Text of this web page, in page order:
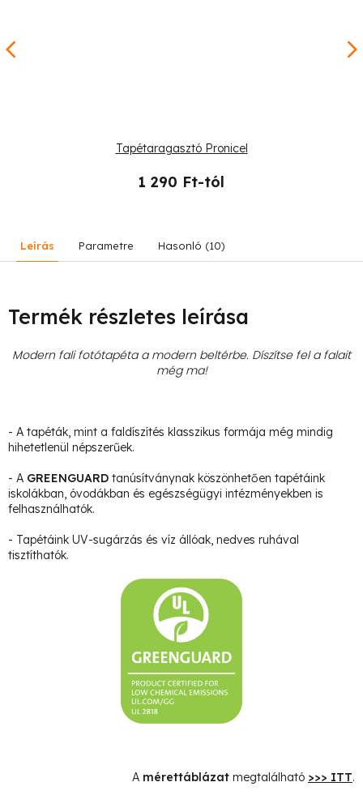
Tapétaragasztó Pronicel
1 290 Ft-tól
Leírás Parametre Hasonló (10)
Termék részletes leírása
Modern fali fotótapéta a modern beltérbe. Díszítse fel a falait
még ma!
- A tapéták, mint a faldíszítés klasszikus formája még mindig
hihetetlenül népszerűek.
- A GREENGUARD tanúsítványnak köszönhetően tapétáink
iskolákban, óvodákban és egészségügyi intézményekben is
felhasználhatók.
- Tapétáink UV-sugárzás és víz állóak, nedves ruhával
tisztíthatók.
A mérettáblázat megtalálható >>> ITT.